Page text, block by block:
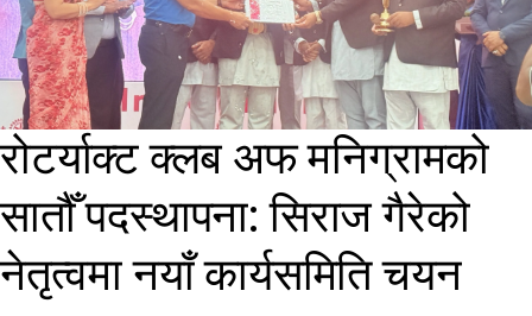
रोटर्याक्ट क्लब अफ मनिग्रामको
सातौँ पदस्थापना: सिराज गैरेको
नेतृत्वमा नयाँ कार्यसमिति चयन